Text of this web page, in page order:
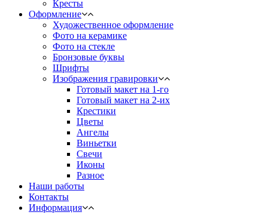
Кресты
Оформление
Художественное оформление
Фото на керамике
Фото на стекле
Бронзовые буквы
Шрифты
Изображения гравировки
Готовый макет на 1-го
Готовый макет на 2-их
Крестики
Цветы
Ангелы
Виньетки
Свечи
Иконы
Разное
Наши работы
Контакты
Информация